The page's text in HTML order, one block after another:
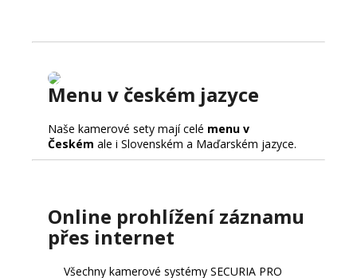
Menu v českém jazyce
Naše kamerové sety mají celé menu v
Českém ale i Slovenském a Maďarském jazyce.
Online prohlížení záznamu
přes internet
Všechny kamerové systémy SECURIA PRO